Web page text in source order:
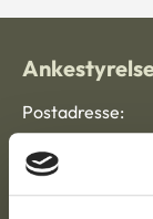
Postadresse:
Nytorv 7, 2. sal